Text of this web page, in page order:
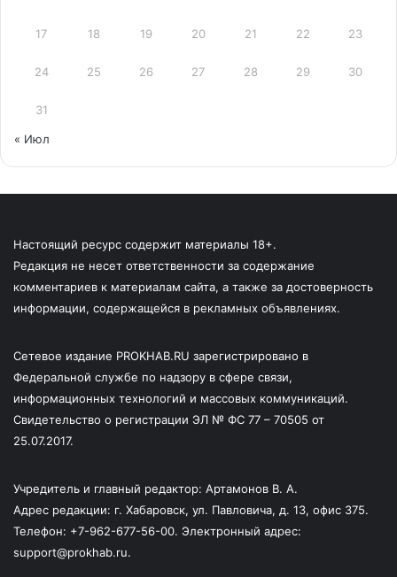
17 18 19 20 21 22 23
24 25 26 27 28 29 30
31
« Июл
Настоящий ресурс содержит материалы 18+.
Редакция не несет ответственности за содержание
комментариев к материалам сайта, а также за достоверность
информации, содержащейся в рекламных объявлениях.
Сетевое издание PROKHAB.RU зарегистрировано в
Федеральной службе по надзору в сфере связи,
информационных технологий и массовых коммуникаций.
Свидетельство о регистрации ЭЛ № ФС 77 – 70505 от
25.07.2017.
Учредитель и главный редактор: Артамонов В. А.
Адрес редакции: г. Хабаровск, ул. Павловича, д. 13, офис 375.
Телефон: +7-962-677-56-00. Электронный адрес:
support@prokhab.ru.